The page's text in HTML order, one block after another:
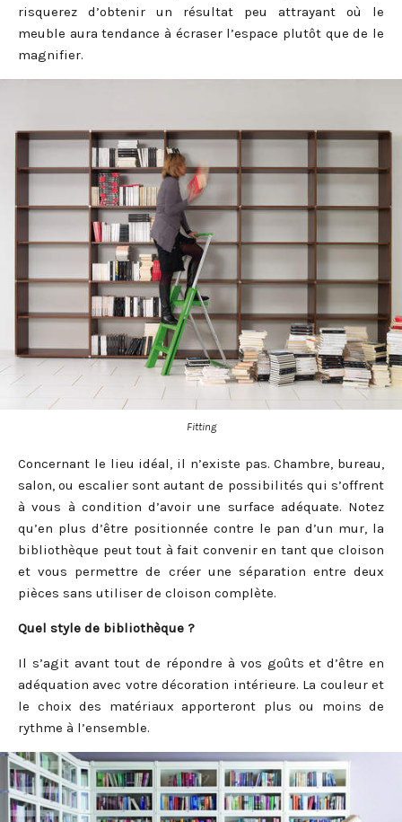
risquerez d’obtenir un résultat peu attrayant où le
meuble aura tendance à écraser l’espace plutôt que de le
magnifier.
Fitting
Concernant le lieu idéal, il n’existe pas. Chambre, bureau,
salon, ou escalier sont autant de possibilités qui s’offrent
à vous à condition d’avoir une surface adéquate. Notez
qu’en plus d’être positionnée contre le pan d’un mur, la
bibliothèque peut tout à fait convenir en tant que cloison
et vous permettre de créer une séparation entre deux
pièces sans utiliser de cloison complète.
Quel style de bibliothèque ?
Il s’agit avant tout de répondre à vos goûts et d’être en
adéquation avec votre décoration intérieure. La couleur et
le choix des matériaux apporteront plus ou moins de
rythme à l’ensemble.